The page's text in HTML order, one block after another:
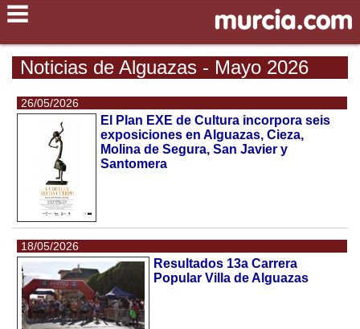
Noticias de Alguazas - Mayo 2026
26/05/2026
El Plan EXE de Cultura incorpora seis
exposiciones en Alguazas, Cieza,
Molina de Segura, San Javier y
Santomera
18/05/2026
Resultados 13a Carrera
Popular Villa de Alguazas